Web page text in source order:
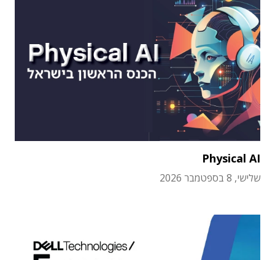
Physical AI
שלישי, 8 בספטמבר 2026